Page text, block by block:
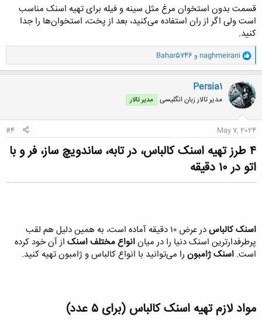
قسمت بدون استخوان مرغ مثل سینه و فیله برای تهیه اسنک مناسب
است ولی اگر از ران استفاده می‌کنید، بعد از پخت، استخوان‌ها را جدا
کنید.
و
ا
ک
ن
ش
ه
ا
naghmeirani و Bahar5746
Persia1
مدیر تالار زبان انگلیسی مدیر تالار
May 7, 2024
#4
۴ طرز تهیه اسنک کالباس، در تابه، ساندویچ ساز، فر و با
اتو در ۱۰ دقیقه​
اسنک کالباس
در عرض ۱۰ دقیقه آماده است، به همین دلیل هم لقب
پرطرفدارترین اسنک دنیا را در میانانواع مختلف اسنک از آن خود کرده
است. اسنک ژامبون را می‌توانید با انواع کالباس و ژامبون تهیه کنید.
مواد لازم تهیه اسنک کالباس (برای ۵ عدد)​